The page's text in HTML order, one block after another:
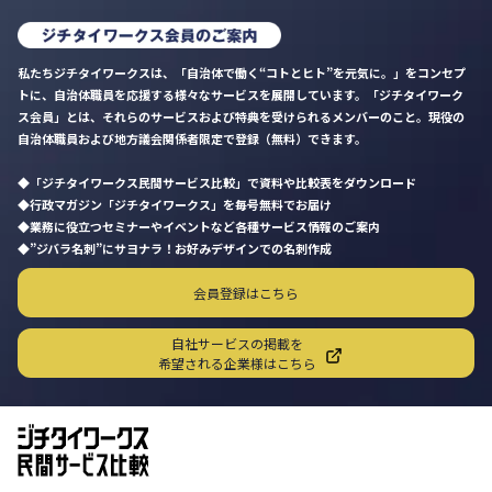
私たちジチタイワークスは、「自治体で働く“コトとヒト”を元気に。」をコンセプ
トに、自治体職員を応援する様々なサービスを展開しています。「ジチタイワーク
ス会員」とは、それらのサービスおよび特典を受けられるメンバーのこと。現役の
自治体職員および地方議会関係者限定で登録（無料）できます。
「ジチタイワークス民間サービス比較」で資料や比較表をダウンロード
行政マガジン「ジチタイワークス」を毎号無料でお届け
業務に役立つセミナーやイベントなど各種サービス情報のご案内
”ジバラ名刺”にサヨナラ！お好みデザインでの名刺作成
会員登録はこちら
自社サービスの掲載を
希望される企業様はこちら